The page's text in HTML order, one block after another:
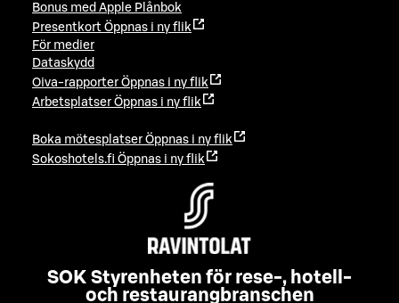
Bonus med Apple Plånbok
Presentkort Öppnas i ny flik
För medier
Dataskydd
Oiva-rapporter Öppnas i ny flik
Arbetsplatser Öppnas i ny flik
Boka mötesplatser Öppnas i ny flik
Sokoshotels.fi Öppnas i ny flik
SOK Styrenheten för rese-, hotell-
och restaurangbranschen